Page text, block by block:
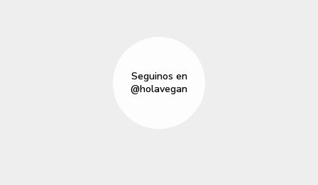
Seguinos en
@holavegan